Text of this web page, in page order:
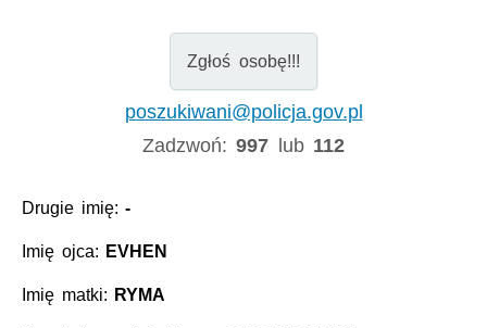
Zgłoś osobę!!!
poszukiwani@policja.gov.pl
Zadzwoń:997 lub 112
Drugie imię:-
Imię ojca: EVHEN
Imię matki: RYMA